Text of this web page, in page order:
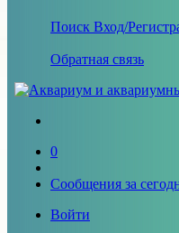
Поиск Вход/
Обратная связь
0
Сообщения за
Войти